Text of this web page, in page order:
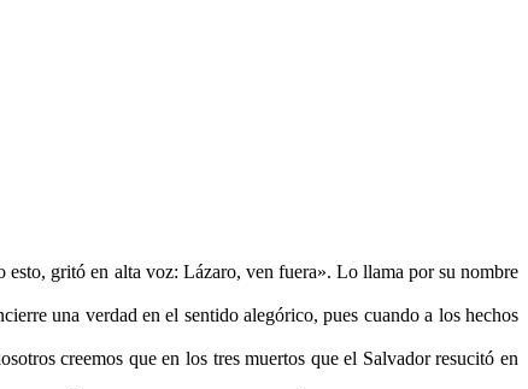
gritó en alta voz: Lázaro, ven fuera». Lo llama por su nombre
una verdad en el sentido alegórico, pues cuando a los hechos
creemos que en los tres muertos que el Salvador resucitó en